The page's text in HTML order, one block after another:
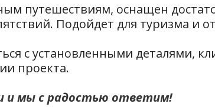
путешествиям, оснащен
Подойдет для туризма и
с установленными деталями,
проекта.
и мы с радостью ответим!